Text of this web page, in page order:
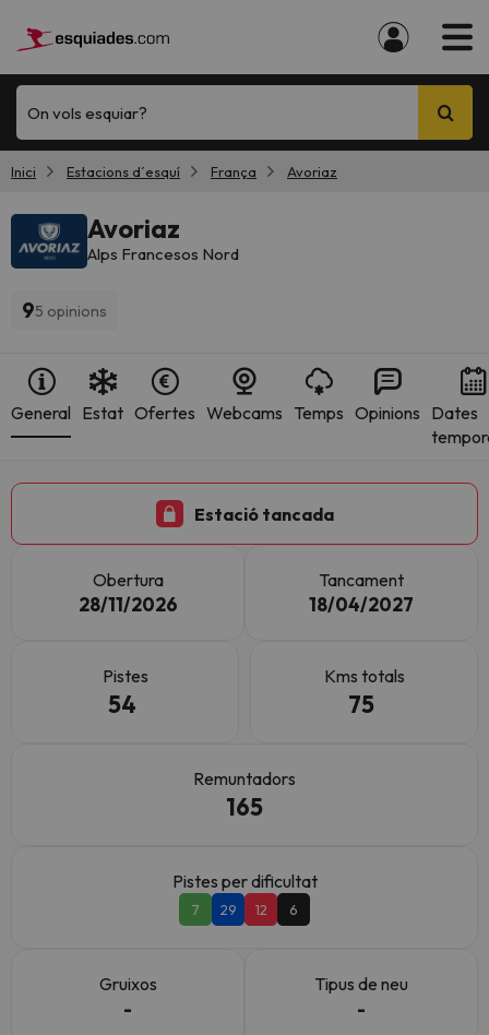
On vols esquiar?
Inici Estacions d´esquí França Avoriaz
Avoriaz
Alps Francesos Nord
95 opinions
General Estat Ofertes Webcams Temps Opinions Dates
Estació tancada
Obertura
28/11/2026
Tancament
18/04/2027
Pistes
54
Kms totals
75
Remuntadors
165
Pistes per dificultat
7 29 12 6
Gruixos
-
Tipus de neu
-